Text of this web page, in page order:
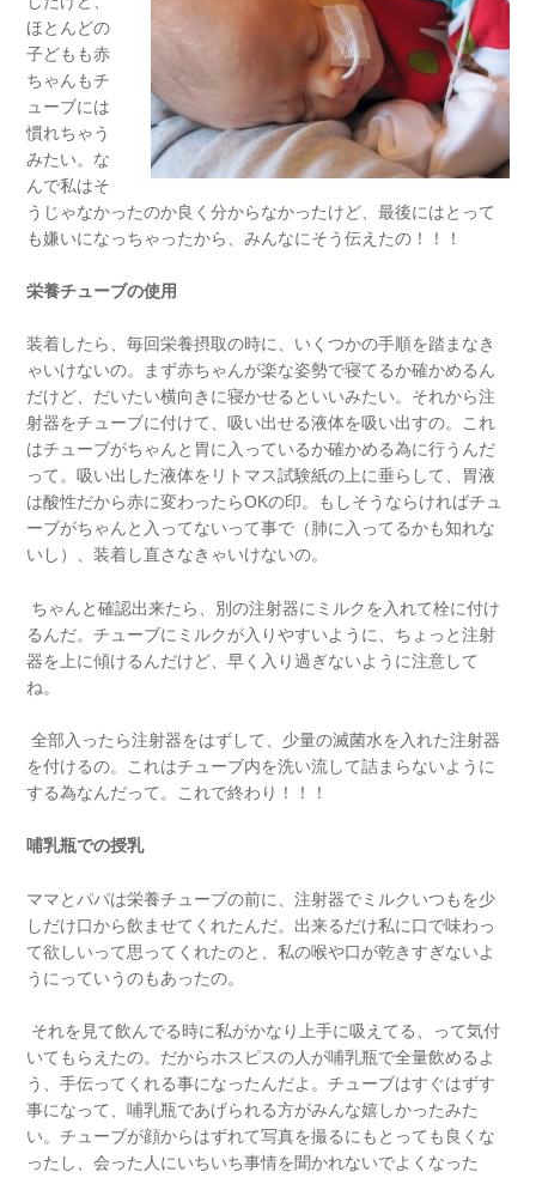
ほとんどの
子どもも赤
ちゃんもチ
ューブには
慣れちゃう
みたい。な
んで私はそ
うじゃなかったのか良く分からなかったけど、最後にはとって
も嫌いになっちゃったから、みんなにそう伝えたの！！！
栄養チューブの使用
装着したら、毎回栄養摂取の時に、いくつかの手順を踏まなき
ゃいけないの。まず赤ちゃんが楽な姿勢で寝てるか確かめるん
だけど、だいたい横向きに寝かせるといいみたい。それから注
射器をチューブに付けて、吸い出せる液体を吸い出すの。これ
はチューブがちゃんと胃に入っているか確かめる為に行うんだ
って。吸い出した液体をリトマス試験紙の上に垂らして、胃液
は酸性だから赤に変わったらOKの印。もしそうならければチュ
ーブがちゃんと入ってないって事で（肺に入ってるかも知れな
いし）、装着し直さなきゃいけないの。
ちゃんと確認出来たら、別の注射器にミルクを入れて栓に付け
るんだ。チューブにミルクが入りやすいように、ちょっと注射
器を上に傾けるんだけど、早く入り過ぎないように注意して
ね。
全部入ったら注射器をはずして、少量の滅菌水を入れた注射器
を付けるの。これはチューブ内を洗い流して詰まらないように
する為なんだって。これで終わり！！！
哺乳瓶での授乳
ママとパパは栄養チューブの前に、注射器でミルクいつもを少
しだけ口から飲ませてくれたんだ。出来るだけ私に口で味わっ
て欲しいって思ってくれたのと、私の喉や口が乾きすぎないよ
うにっていうのもあったの。
それを見て飲んでる時に私がかなり上手に吸えてる、って気付
いてもらえたの。だからホスピスの人が哺乳瓶で全量飲めるよ
う、手伝ってくれる事になったんだよ。チューブはすぐはずす
事になって、哺乳瓶であげられる方がみんな嬉しかったみた
い。チューブが顔からはずれて写真を撮るにもとっても良くな
ったし、会った人にいちいち事情を聞かれないでよくなった